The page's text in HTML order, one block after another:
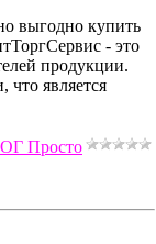
выгодно купить
- это
продукции.
является
Просто